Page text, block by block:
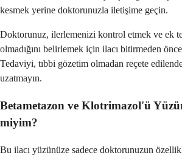
kesmek yerine doktorunuzla iletişime geçin.
Doktorunuz, ilerlemenizi kontrol etmek ve ek
olmadığını belirlemek için ilacı bitirmeden
Tedaviyi, tıbbi gözetim olmadan reçete
uzatmayın.
Betametazon ve Klotrimazol'ü
miyim?
Bu ilacı yüzünüze sadece doktorunuzun